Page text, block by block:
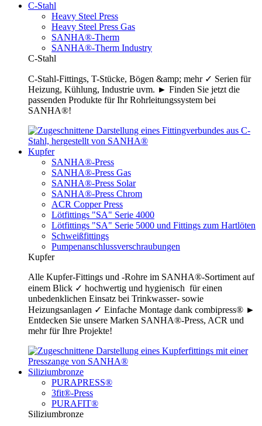
C-Stahl
Heavy Steel Press
Heavy Steel Press Gas
SANHA®-Therm
SANHA®-Therm Industry
C-Stahl
C-Stahl-Fittings, T-Stücke, Bögen &amp; mehr ✓ Serien für
Heizung, Kühlung, Industrie uvm. ► Finden Sie jetzt die
passenden Produkte für Ihr Rohrleitungssystem bei
SANHA®!
Kupfer
SANHA®-Press
SANHA®-Press Gas
SANHA®-Press Solar
SANHA®-Press Chrom
ACR Copper Press
Lötfittings "SA" Serie 4000
Lötfittings "SA" Serie 5000 und Fittings zum Hartlöten
Schweißfittings
Pumpenanschlussverschraubungen
Kupfer
Alle Kupfer-Fittings und -Rohre im SANHA®-Sortiment auf
einem Blick ✓ hochwertig und hygienisch für einen
unbedenklichen Einsatz bei Trinkwasser- sowie
Heizungsanlagen ✓ Einfache Montage dank combipress® ►
Entdecken Sie unsere Marken SANHA®-Press, ACR und
mehr für Ihre Projekte!
Siliziumbronze
PURAPRESS®
3fit®-Press
PURAFIT®
Siliziumbronze